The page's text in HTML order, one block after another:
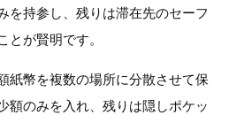
を持参し、残りは滞在先のセーフ
とが賢明です。
紙幣を複数の場所に分散させて保
額のみを入れ、残りは隠しポケッ